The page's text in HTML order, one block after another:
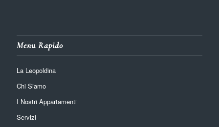
Menu Rapido
La Leopoldina
Chi Siamo
I Nostri Appartamenti
Servizi